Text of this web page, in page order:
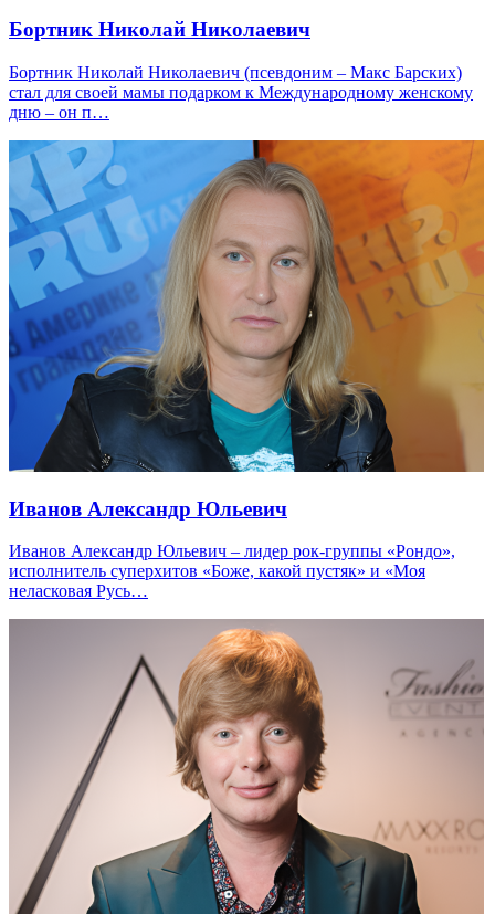
Бортник Николай Николаевич
Бортник Николай Николаевич (псевдоним – Макс Барских)
стал для своей мамы подарком к Международному женскому
дню – он п…
Иванов Александр Юльевич
Иванов Александр Юльевич – лидер рок-группы «Рондо»,
исполнитель суперхитов «Боже, какой пустяк» и «Моя
неласковая Русь…